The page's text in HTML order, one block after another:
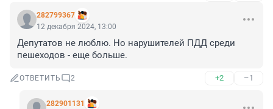
282799367
12 декабря 2024, 13:00
Депутатов не люблю. Но нарушителей ПДД среди
пешеходов - еще больше.
ОТВЕТИТЬ 2 +2 –1
282901131